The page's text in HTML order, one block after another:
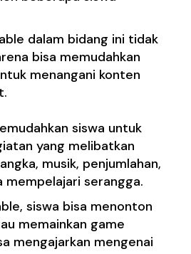
dalam bidang ini tidak
bisa memudahkan
menangani konten
siswa untuk
yang melibatkan
musik, penjumlahan,
serangga.
siswa bisa menonton
memainkan game
mengajarkan mengenai